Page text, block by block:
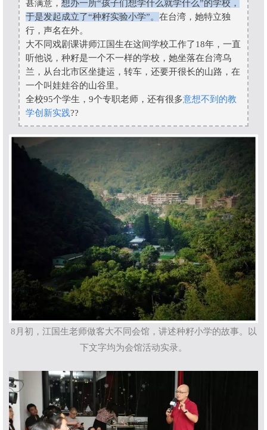
甚满意， 想办一所“孩子们想学什么就学什么”的学校，
于是发起成立了“种籽实验小学”。 在台湾，她特立独
行，声名在外。
大不同戏剧课讲师江国生在这间学校工作了18年，一直
听他说，种籽是一个不一样的学校，她坐落在台湾乌
兰，从台北市区坐捷运，转车，还要开很长的山路，在
一个叫娃娃谷的山谷里。
全校95个学生，9个专职老师，还有很多意想不到的教
学创新实践??
8月初，江国生老师做客大不同会馆，讲述种籽小学的故事。
以
下文字均为会馆活动实录。